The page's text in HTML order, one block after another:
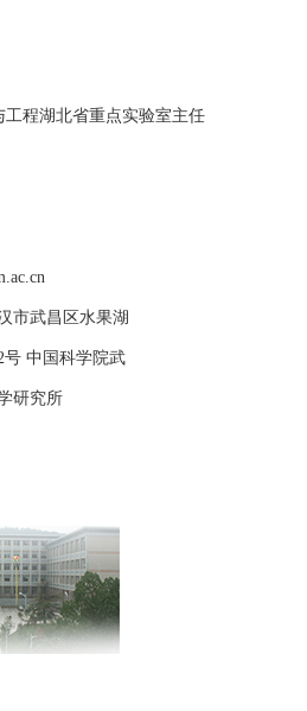
工程湖北省重点实验室主任
市武昌区水果湖
号 中国科学院武
研究所